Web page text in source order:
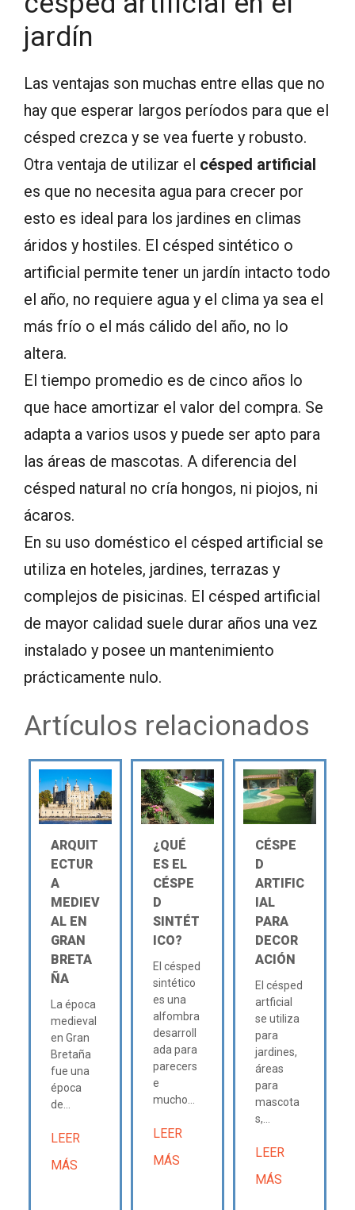
jardín
Las ventajas son muchas entre ellas que no
hay que esperar largos períodos para que el
césped crezca y se vea fuerte y robusto.
Otra ventaja de utilizar el césped artificial
es que no necesita agua para crecer por
esto es ideal para los jardines en climas
áridos y hostiles. El césped sintético o
artificial permite tener un jardín intacto todo
el año, no requiere agua y el clima ya sea el
más frío o el más cálido del año, no lo
altera.
El tiempo promedio es de cinco años lo
que hace amortizar el valor del compra. Se
adapta a varios usos y puede ser apto para
las áreas de mascotas. A diferencia del
césped natural no cría hongos, ni piojos, ni
ácaros.
En su uso doméstico el césped artificial se
utiliza en hoteles, jardines, terrazas y
complejos de pisicinas. El césped artificial
de mayor calidad suele durar años una vez
instalado y posee un mantenimiento
prácticamente nulo.
Artículos relacionados
ARQUIT
ECTUR
A
MEDIEV
AL EN
GRAN
BRETA
ÑA
La época
medieval
en Gran
Bretaña
fue una
época
de...
LEER
MÁS
¿QUÉ
ES EL
CÉSPE
D
SINTÉT
ICO?
El césped
sintético
es una
alfombra
desarroll
ada para
parecers
e
mucho...
LEER
MÁS
CÉSPE
D
ARTIFIC
IAL
PARA
DECOR
ACIÓN
El césped
artficial
se utiliza
para
jardines,
áreas
para
mascota
s,...
LEER
MÁS